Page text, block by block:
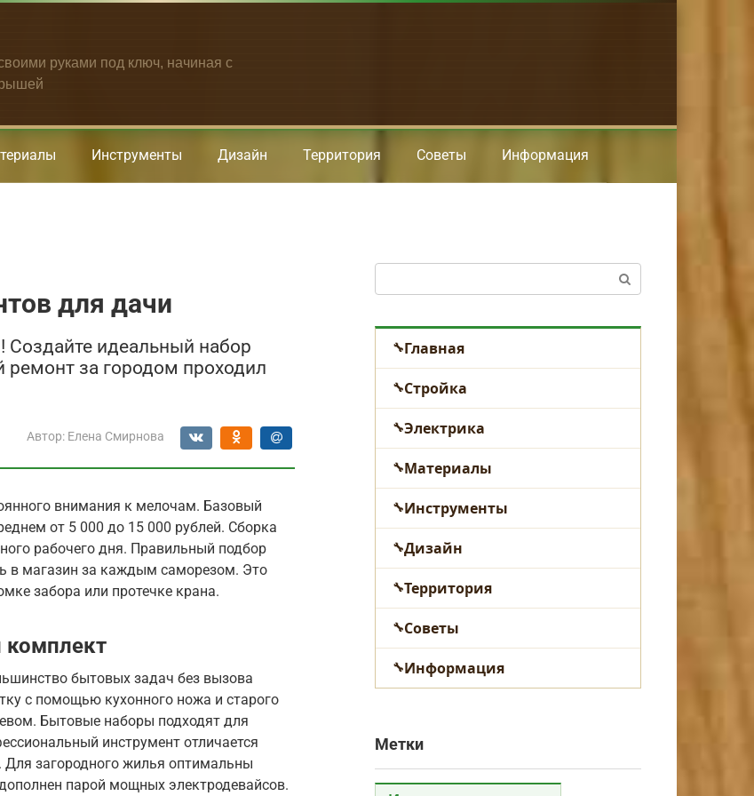
руками под ключ, начиная с
Инструменты Дизайн Территория Советы Информация
для дачи
идеальный набор
за городом проходил
Автор: Елена Смирнова
внимания к мелочам. Базовый
от 5 000 до 15 000 рублей. Сборка
рабочего дня. Правильный подбор
в магазин за каждым саморезом. Это
забора или протечке крана.
бытовых задач без вызова
с помощью кухонного ножа и старого
Бытовые наборы подходят для
инструмент отличается
загородного жилья оптимальны
парой мощных электродевайсов.
Главная
Стройка
Электрика
Материалы
Инструменты
Дизайн
Территория
Советы
Информация
Метки